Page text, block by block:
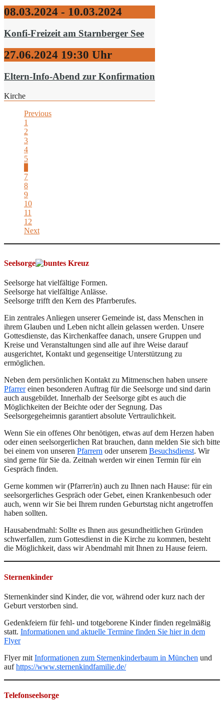
08.03.2024 - 10.03.2024
Konfi-Freizeit am Starnberger See
27.06.2024 19:30 Uhr
Eltern-Info-Abend zur Konfirmation
Kirche
Previous
1
2
3
4
5
7
8
9
10
11
12
Next
Seelsorge
Seelsorge hat vielfältige Formen.
Seelsorge hat vielfältige Anlässe.
Seelsorge trifft den Kern des Pfarrberufes.
Ein zentrales Anliegen unserer Gemeinde ist, dass Menschen in
ihrem Glauben und Leben nicht allein gelassen werden. Unsere
Gottesdienste, das Kirchenkaffee danach, unsere Gruppen und
Kreise und Veranstaltungen sind alle auf ihre Weise darauf
ausgerichtet, Kontakt und gegenseitige Unterstützung zu
ermöglichen.
Neben dem persönlichen Kontakt zu Mitmenschen haben unsere
Pfarrereinen besonderen Auftrag für die Seelsorge und sind darin
auch ausgebildet. Innerhalb der Seelsorge gibt es auch die
Möglichkeiten der Beichte oder der Segnung. Das
Seelsorgegeheimnis garantiert absolute Vertraulichkeit.
Wenn Sie ein offenes Ohr benötigen, etwas auf dem Herzen haben
oder einen seelsorgerlichen Rat brauchen, dann melden Sie sich bitte
bei einem von unseren Pfarrern oder unserem Besuchsdienst. Wir
sind gerne für Sie da. Zeitnah werden wir einen Termin für ein
Gespräch finden.
Gerne kommen wir (Pfarrer/in) auch zu Ihnen nach Hause: für ein
seelsorgerliches Gespräch oder Gebet, einen Krankenbesuch oder
auch, wenn wir Sie bei Ihrem runden Geburtstag nicht angetroffen
haben sollten.
Hausabendmahl: Sollte es Ihnen aus gesundheitlichen Gründen
schwerfallen, zum Gottesdienst in die Kirche zu kommen, besteht
die Möglichkeit, dass wir Abendmahl mit Ihnen zu Hause feiern.
Sternenkinder
Sternenkinder sind Kinder, die vor, während oder kurz nach der
Geburt verstorben sind.
Gedenkfeiern für fehl- und totgeborene Kinder finden regelmäßig
statt. Informationen und aktuelle Termine finden Sie hier in dem
Flyer
Flyer mit Informationen zum Sternenkinderbaum in München und
aufhttps://www.sternenkindfamilie.de/
Telefonseelsorge